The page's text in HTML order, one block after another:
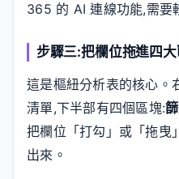
365 的 AI 連線功能,需要
步驟三:把欄位拖進四
這是樞紐分析表的核心。
清單,下半部有四個區塊:
把欄位「打勾」或「拖曳
出來。